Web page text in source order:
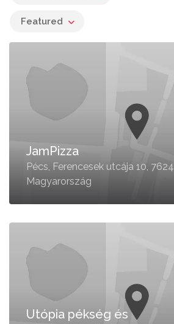
Featured
JamPizza
Pécs, Ferencesek utcája 10, 7624
Magyarország
Utópia pékség és